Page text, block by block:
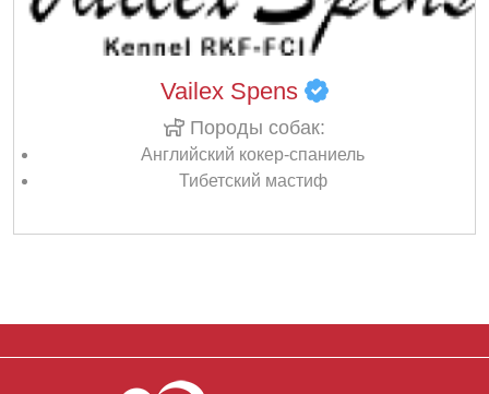
Vailex Spens
Породы собак:
Английский кокер-спаниель
Тибетский мастиф